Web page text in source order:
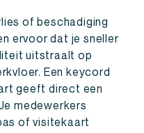
of beschadiging
ervoor dat je sneller
uitstraalt op
Een keycord
geeft direct een
medewerkers
of visitekaart